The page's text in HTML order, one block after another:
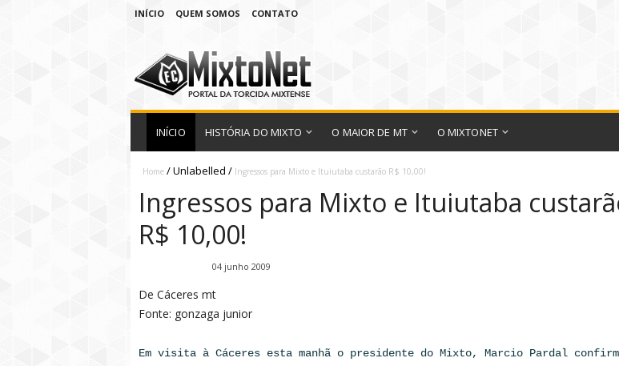
INÍCIO QUEM SOMOS CONTATO
INÍCIO HISTÓRIA DO MIXTO O MAIOR DE MT O MIXTONET
Home /Unlabelled / Ingressos para Mixto e Ituiutaba custarão R$ 10,00!
Ingressos para Mixto e Ituiutaba
R$ 10,00!
04 junho 2009
De Cáceres mt
Fonte: gonzaga junior
Em visita à Cáceres esta manhã o presidente do Mixto, Marcio Pardal